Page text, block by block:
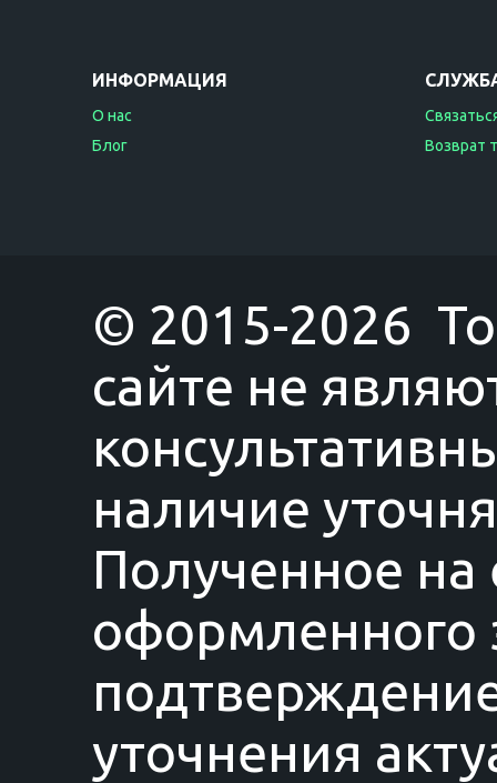
ИНФОРМАЦИЯ
О нас
Блог
Возврат
© 2015-2026
сайте не
наличие
Полученное на
оформленного
уточнения